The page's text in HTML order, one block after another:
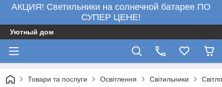
АКЦИЯ! Светильники на солнечной батарее ПО
СУПЕР ЦЕНЕ!
Уютный дом
Товари та послуги Освітлення Світильники